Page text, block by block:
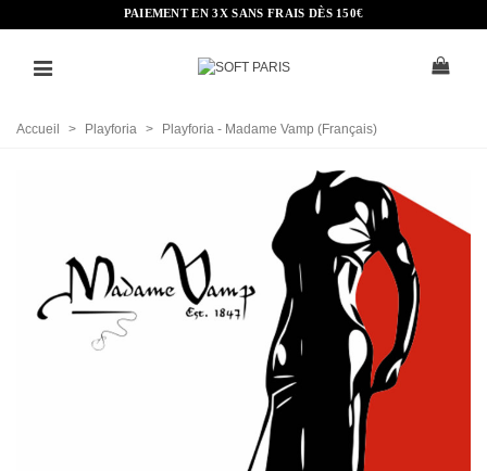
PAIEMENT EN 3X SANS FRAIS DÈS 150€
Accueil > Playforia > Playforia - Madame Vamp (Français)